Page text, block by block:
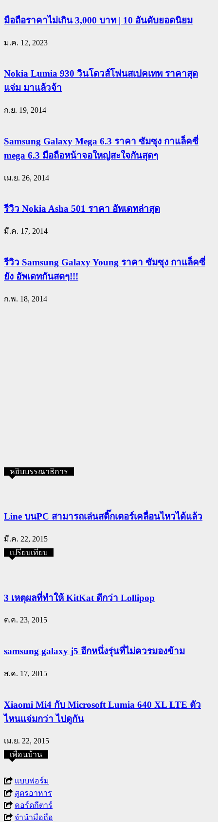
มือถือราคาไม่เกิน 3,000 บาท | 10 อันดับยอดนิยม
ม.ค. 12, 2023
Nokia Lumia 930 วินโดวส์โฟนสเปคเทพ ราคาสุด
แจ่ม มาแล้วจ้า
ก.ย. 19, 2014
Samsung Galaxy Mega 6.3 ราคา ซัมซุง กาแล็คซี่
mega 6.3 มือถือหน้าจอใหญ่สะใจกันสุดๆ
เม.ย. 26, 2014
รีวิว Nokia Asha 501 ราคา อัพเดทล่าสุด
มี.ค. 17, 2014
รีวิว Samsung Galaxy Young ราคา ซัมซุง กาแล็คซี่
ยัง อัพเดทกันสดๆ!!!
ก.พ. 18, 2014
หยิบบรรณาธิการ
Line บนPC สามารถเล่นสติ๊กเตอร์เคลื่อนไหวได้แล้ว
มี.ค. 22, 2015
เปรียบเทียบ
3 เหตุผลที่ทำให้ KitKat ดีกว่า Lollipop
ต.ค. 23, 2015
samsung galaxy j5 อีกหนึ่งรุ่นที่ไม่ควรมองข้าม
ส.ค. 17, 2015
Xiaomi Mi4 กับ Microsoft Lumia 640 XL LTE ตัว
ไหนแจ่มกว่า ไปดูกัน
เม.ย. 22, 2015
เพื่อนบ้าน
แบบฟอร์ม
สูตรอาหาร
คอร์ดกีตาร์
จำนำมือถือ